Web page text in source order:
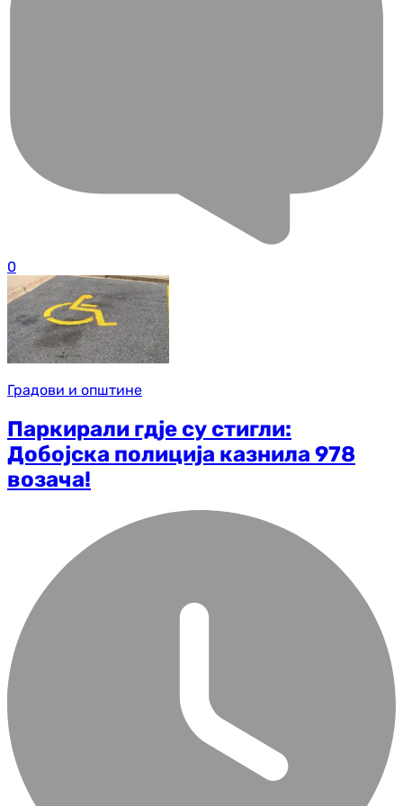
0
Градови и општине
Паркирали гдје су стигли:
Добојска полиција казнила 978
возача!